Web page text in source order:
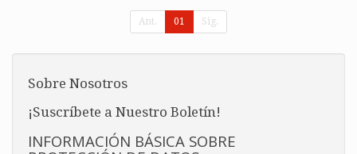
Ant. 01 Sig.
Sobre Nosotros
¡Suscríbete a Nuestro Boletín!
INFORMACIÓN BÁSICA SOBRE